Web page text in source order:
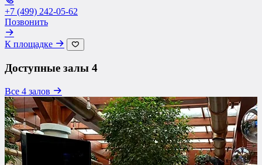
+7 (499) 242-05-62
Позвонить
К площадке
Доступные залы 4
Все 4 залов